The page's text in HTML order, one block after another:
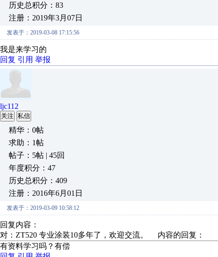
历史总积分：83
注册：2019年3月07日
发表于：2019-03-08 17:15:56
我是来学习的
回复 引用 举报
ljc112
关注 私信
精华：0帖
求助：1帖
帖子：5帖 | 45回
年度积分：47
历史总积分：409
注册：2016年6月01日
发表于：2019-03-09 10:58:12
回复内容：
对：ZT520 专业涂装10多年了，欢迎交流。 内容的回复：
有资料学习吗？有偿